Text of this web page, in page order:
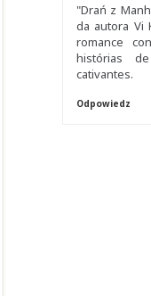
"Drań z
da autora Vi
romance
histórias
cativantes.
Odpowiedz